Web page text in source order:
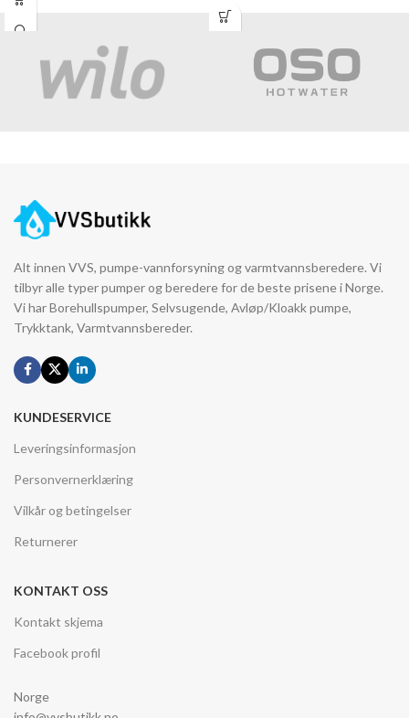
Alt innen VVS, pumpe-vannforsyning og varmtvannsberedere. Vi
tilbyr alle typer pumper og beredere for de beste prisene i Norge.
Vi har Borehullspumper, Selvsugende, Avløp/Kloakk pumpe,
Trykktank, Varmtvannsbereder.
KUNDESERVICE
Leveringsinformasjon
Personvernerklæring
Vilkår og betingelser
Returnerer
KONTAKT OSS
Kontakt skjema
Facebook profil
Norge